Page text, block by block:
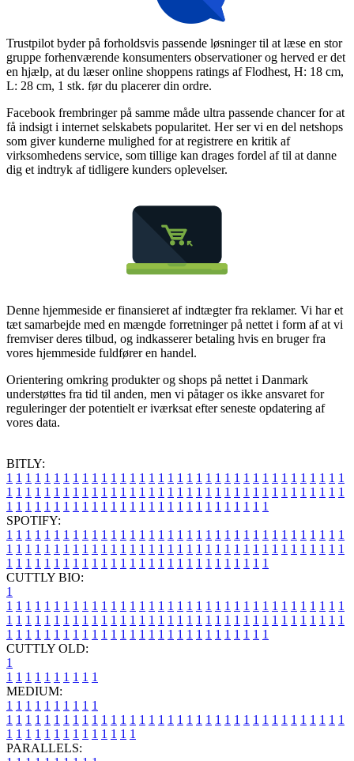
Trustpilot byder på forholdsvis passende løsninger til at læse en stor
gruppe forhenværende konsumenters observationer og herved er det
en hjælp, at du læser online shoppens ratings af Flodhest, H: 18 cm,
L: 28 cm, 1 stk. før du placerer din ordre.
Facebook frembringer på samme måde ultra passende chancer for at
få indsigt i internet selskabets popularitet. Her ser vi en del netshops
som giver kunderne mulighed for at registrere en kritik af
virksomhedens service, som tillige kan drages fordel af til at danne
dig et indtryk af tidligere kunders oplevelser.
Denne hjemmeside er finansieret af indtægter fra reklamer. Vi har et
tæt samarbejde med en mængde forretninger på nettet i form af at vi
fremviser deres tilbud, og indkasserer betaling hvis en bruger fra
vores hjemmeside fuldfører en handel.
Orientering omkring produkter og shops på nettet i Danmark
understøttes fra tid til anden, men vi påtager os ikke ansvaret for
reguleringer der potentielt er iværksat efter seneste opdatering af
vores data.
BITLY:
1 1 1 1 1 1 1 1 1 1 1 1 1 1 1 1 1 1 1 1 1 1 1 1 1 1 1 1 1 1 1 1 1 1 1 1
1 1 1 1 1 1 1 1 1 1 1 1 1 1 1 1 1 1 1 1 1 1 1 1 1 1 1 1 1 1 1 1 1 1 1 1
1 1 1 1 1 1 1 1 1 1 1 1 1 1 1 1 1 1 1 1 1 1 1 1 1 1 1 1
SPOTIFY:
1 1 1 1 1 1 1 1 1 1 1 1 1 1 1 1 1 1 1 1 1 1 1 1 1 1 1 1 1 1 1 1 1 1 1 1
1 1 1 1 1 1 1 1 1 1 1 1 1 1 1 1 1 1 1 1 1 1 1 1 1 1 1 1 1 1 1 1 1 1 1 1
1 1 1 1 1 1 1 1 1 1 1 1 1 1 1 1 1 1 1 1 1 1 1 1 1 1 1 1
CUTTLY BIO:
1
1 1 1 1 1 1 1 1 1 1 1 1 1 1 1 1 1 1 1 1 1 1 1 1 1 1 1 1 1 1 1 1 1 1 1 1
1 1 1 1 1 1 1 1 1 1 1 1 1 1 1 1 1 1 1 1 1 1 1 1 1 1 1 1 1 1 1 1 1 1 1 1
1 1 1 1 1 1 1 1 1 1 1 1 1 1 1 1 1 1 1 1 1 1 1 1 1 1 1 1
CUTTLY OLD:
1
1 1 1 1 1 1 1 1 1 1
MEDIUM:
1 1 1 1 1 1 1 1 1 1
1 1 1 1 1 1 1 1 1 1 1 1 1 1 1 1 1 1 1 1 1 1 1 1 1 1 1 1 1 1 1 1 1 1 1 1
1 1 1 1 1 1 1 1 1 1 1 1 1 1
PARALLELS: